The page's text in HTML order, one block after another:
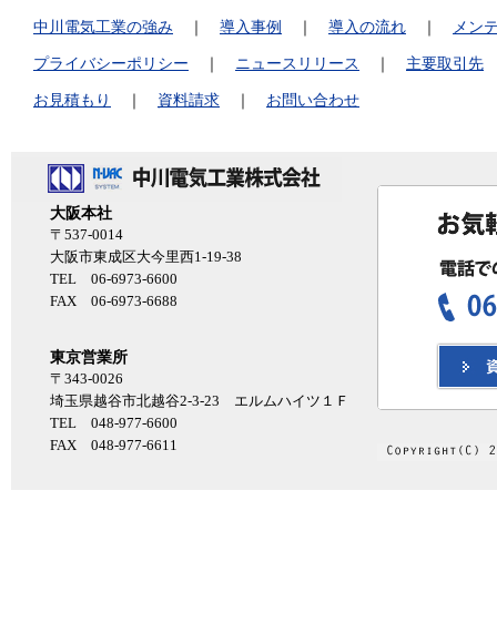
中川電気工業の強み ｜ 導入事例 ｜ 導入の流れ ｜ メン
プライバシーポリシー ｜ ニュースリリース ｜ 主要取引先
お見積もり ｜ 資料請求 ｜ お問い合わせ
大阪本社
〒537-0014
大阪市東成区大今里西1-19-38
TEL 06-6973-6600
FAX 06-6973-6688
東京営業所
〒343-0026
埼玉県越谷市北越谷2-3-23 エルムハイツ１Ｆ
TEL 048-977-6600
FAX 048-977-6611